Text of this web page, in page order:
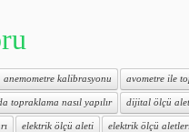
anemometre kalibrasyonu avometre ile
topraklama nasıl yapılır dijital ölçü
elektrik ölçü aleti elektrik ölçü